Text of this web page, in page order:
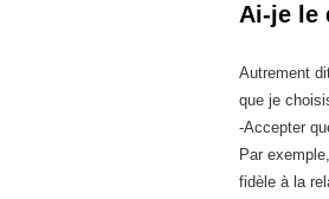
Ai-je le
Autrement
que je
-Accepter
Par
fidèle à la